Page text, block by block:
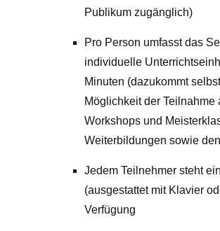
Publikum zugänglich)
Pro Person umfasst das
individuelle
Minuten (dazukommt
Möglichkeit der Teilnahme
Workshops und
Weiterbildungen sowie
Jedem Teilnehmer steht
(ausgestattet mit Klavier
Verfügung